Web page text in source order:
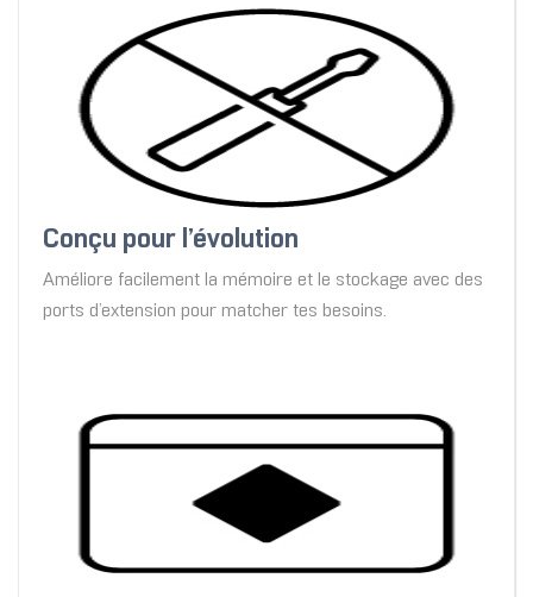
Conçu pour l’évolution
Améliore facilement la mémoire et le stockage avec des
ports d’extension pour matcher tes besoins.